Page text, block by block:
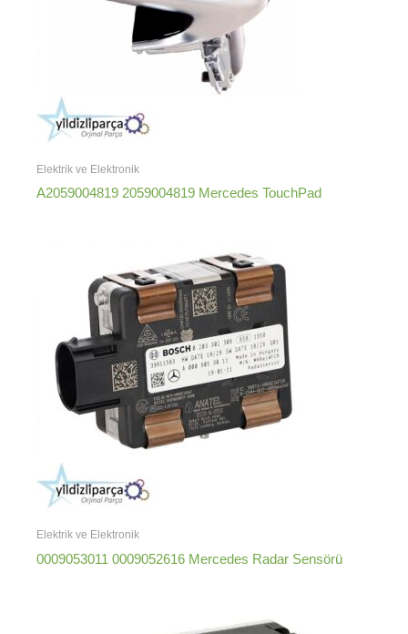
Elektrik ve Elektronik
A2059004819 2059004819 Mercedes TouchPad
Elektrik ve Elektronik
0009053011 0009052616 Mercedes Radar Sensörü